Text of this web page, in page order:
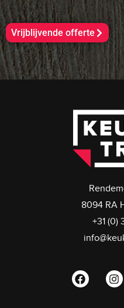
Vrijblijvende offerte
8094 RA
+31 (0)